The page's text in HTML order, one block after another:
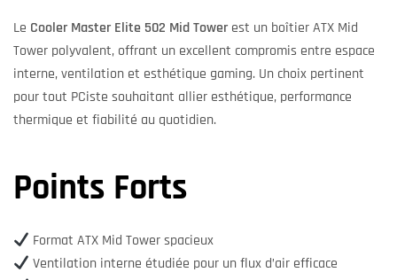
Le Cooler Master Elite 502 Mid Tower est un boîtier ATX Mid
Tower polyvalent, offrant un excellent compromis entre espace
interne, ventilation et esthétique gaming. Un choix pertinent
pour tout PCiste souhaitant allier esthétique, performance
thermique et fiabilité au quotidien.
Points Forts
Format ATX Mid Tower spacieux
Ventilation interne étudiée pour un flux d’air efficace